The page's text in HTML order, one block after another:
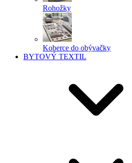
Rohožky
Koberce do obývačky
BYTOVÝ TEXTIL